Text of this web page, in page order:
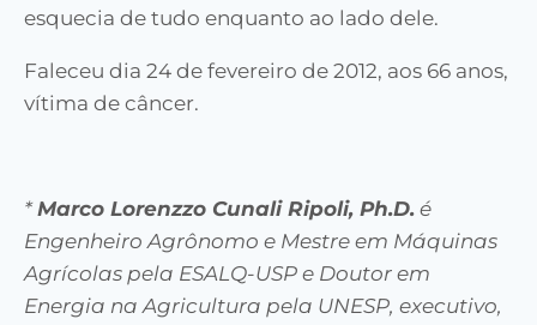
esquecia de tudo enquanto ao lado dele.
Faleceu dia 24 de fevereiro de 2012, aos 66 anos,
vítima de câncer.
*Marco Lorenzzo Cunali Ripoli, Ph.D. é
Engenheiro Agrônomo e Mestre em Máquinas
Agrícolas pela ESALQ-USP e Doutor em
Energia na Agricultura pela UNESP, executivo,